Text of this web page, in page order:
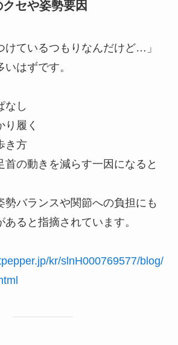
セや姿勢要因
けているつもりなんだけど…」
はずです。
なし
り履く
き方
首の動きを減らす一因になると
勢バランスや関節への負担にも
ると指摘されています。
kr/slnH000769577/blog/